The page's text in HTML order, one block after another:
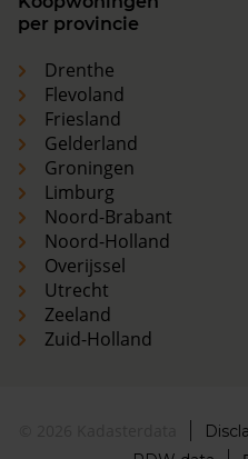
per provincie
Drenthe
Flevoland
Friesland
Gelderland
Groningen
Limburg
Noord-Brabant
Noord-Holland
Overijssel
Utrecht
Zeeland
Zuid-Holland